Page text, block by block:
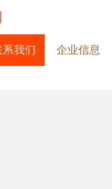
系我们 企业信息